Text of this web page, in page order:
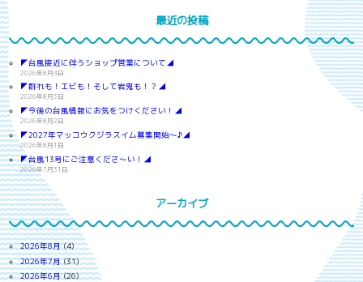
最近の投稿
◤台風接近に伴うショップ営業について◢
2026年8月4日
◤群れも！エビも！そして岩鬼も！？◢
2026年8月3日
◤今後の台風情報にお気をつけください！◢
2026年8月2日
◤2027年マッコウクジラスイム募集開始～♪◢
2026年8月1日
◤台風13号にご注意くださ～い！◢
2026年7月31日
アーカイブ
2026年8月(4)
2026年7月(31)
2026年6月(26)